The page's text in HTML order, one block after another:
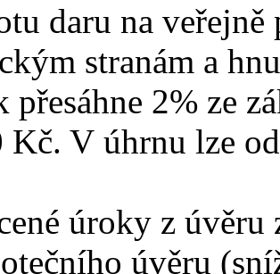
daru na veřejně
stranám a
přesáhne 2% ze
Kč. V úhrnu lze
úroky z
úvěru